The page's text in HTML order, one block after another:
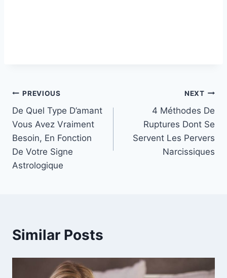
Post
navigation
PREVIOUS
De Quel Type D’amant
Vous Avez Vraiment
Besoin, En Fonction
De Votre Signe
Astrologique
NEXT
4 Méthodes De
Ruptures Dont Se
Servent Les Pervers
Narcissiques
Similar Posts